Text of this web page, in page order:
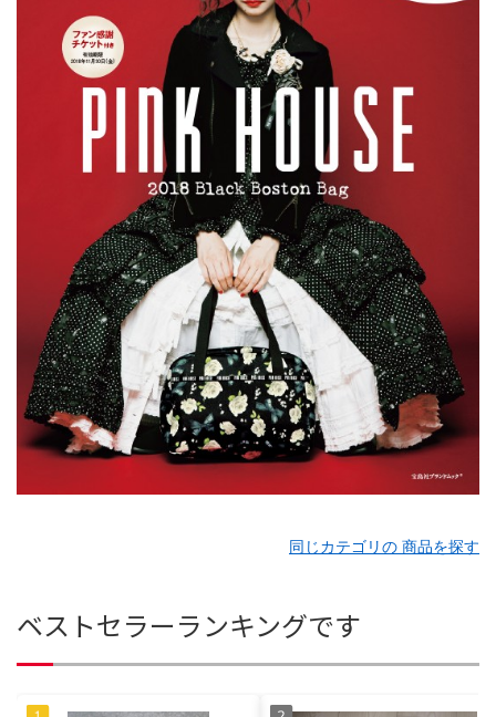
同じカテゴリの 商品を探す
ベストセラーランキングです